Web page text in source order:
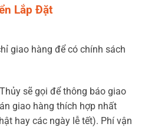
Lắp Đặt
giao hàng để có chính sách
sẽ gọi để thông báo giao
giao hàng thích hợp nhất
hay các ngày lễ tết). Phí vận